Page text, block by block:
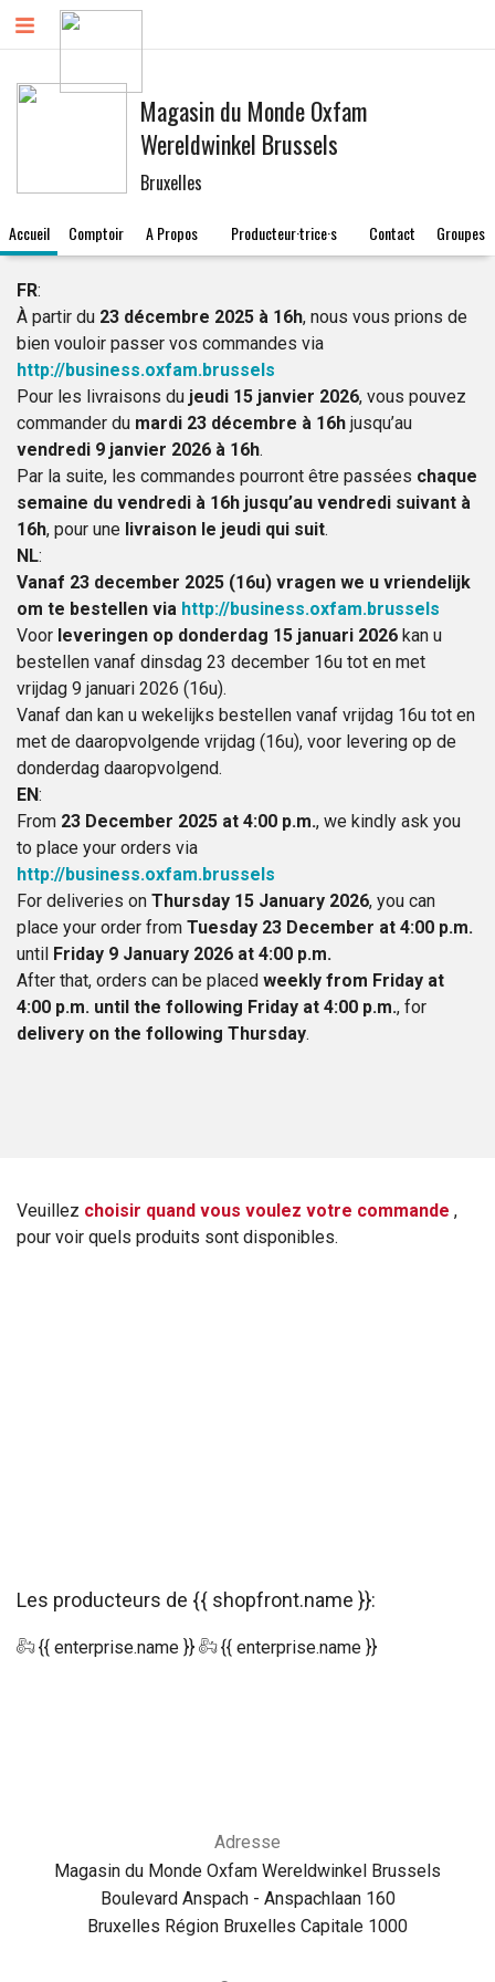
Magasin du Monde Oxfam
Wereldwinkel Brussels
Bruxelles
Accueil Comptoir A Propos Producteur·trice·s Contact Groupes
FR:
À partir du 23 décembre 2025 à 16h, nous vous prions de
bien vouloir passer vos commandes via
http://business.oxfam.brussels
Pour les livraisons du jeudi 15 janvier 2026, vous pouvez
commander du mardi 23 décembre à 16h jusqu’au
vendredi 9 janvier 2026 à 16h.
Par la suite, les commandes pourront être passées chaque
semaine du vendredi à 16h jusqu’au vendredi suivant à
16h, pour une livraison le jeudi qui suit.
NL:
Vanaf 23 december 2025 (16u) vragen we u vriendelijk
om te bestellen via http://business.oxfam.brussels
Voor leveringen op donderdag 15 januari 2026 kan u
bestellen vanaf dinsdag 23 december 16u tot en met
vrijdag 9 januari 2026 (16u).
Vanaf dan kan u wekelijks bestellen vanaf vrijdag 16u tot en
met de daaropvolgende vrijdag (16u), voor levering op de
donderdag daaropvolgend.
EN:
From 23 December 2025 at 4:00 p.m., we kindly ask you
to place your orders via
http://business.oxfam.brussels
For deliveries on Thursday 15 January 2026, you can
place your order from Tuesday 23 December at 4:00 p.m.
until Friday 9 January 2026 at 4:00 p.m.
After that, orders can be placed weekly from Friday at
4:00 p.m. until the following Friday at 4:00 p.m., for
delivery on the following Thursday.
Veuillez choisir quand vous voulez votre commande ,
pour voir quels produits sont disponibles.
Les producteurs de {{ shopfront.name }}:
{{ enterprise.name }} {{ enterprise.name }}
Adresse
Magasin du Monde Oxfam Wereldwinkel Brussels
Boulevard Anspach - Anspachlaan 160
Bruxelles Région Bruxelles Capitale 1000